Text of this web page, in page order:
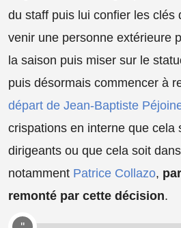
du staff puis lui confier les clés
venir une personne extérieure
la saison puis miser sur le
puis désormais commencer à
départ de Jean-Baptiste
crispations en interne que cela
dirigeants ou que cela soit
notamment Patrice Collazo,
remonté par cette décision.